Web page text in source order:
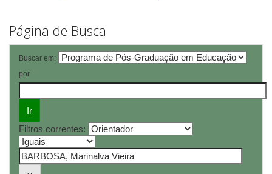
Página de Busca
Buscar em:
por
Filtros correntes: